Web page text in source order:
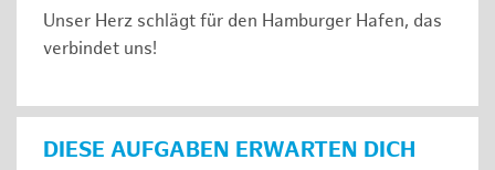
Unser Herz schlägt für den Hamburger Hafen, das
verbindet uns!
DIESE AUFGABEN ERWARTEN DICH